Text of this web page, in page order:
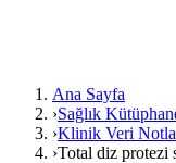
Ana Sayfa
›Sağlık
›Klinik Veri
›Total diz protezi